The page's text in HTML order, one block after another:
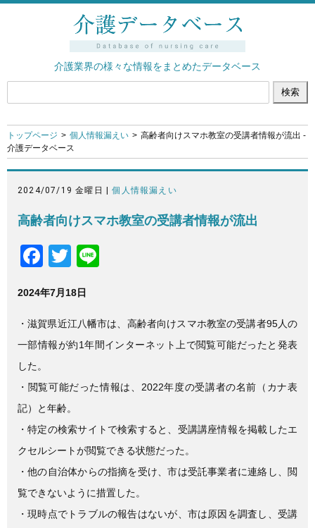
介護業界の様々な情報をまとめたデータベース
トップページ 個人情報漏えい
高齢者向けスマホ教室の受講者情報が流出 -
介護データベース
2024/07/19 金曜日 |個人情報漏えい
高齢者向けスマホ教室の受講者情報が流出
F
c
e
b
o
k
T
tt
er
2024年7月18日
・滋賀県近江八幡市は、高齢者向けスマホ教室の受講者95人の
一部情報が約1年間インターネット上で閲覧可能だったと発表
した。
・閲覧可能だった情報は、2022年度の受講者の名前（カナ表
記）と年齢。
・特定の検索サイトで検索すると、受講講座情報を掲載したエ
クセルシートが閲覧できる状態だった。
・他の自治体からの指摘を受け、市は受託事業者に連絡し、閲
覧できないように措置した。
・現時点でトラブルの報告はないが、市は原因を調査し、受講